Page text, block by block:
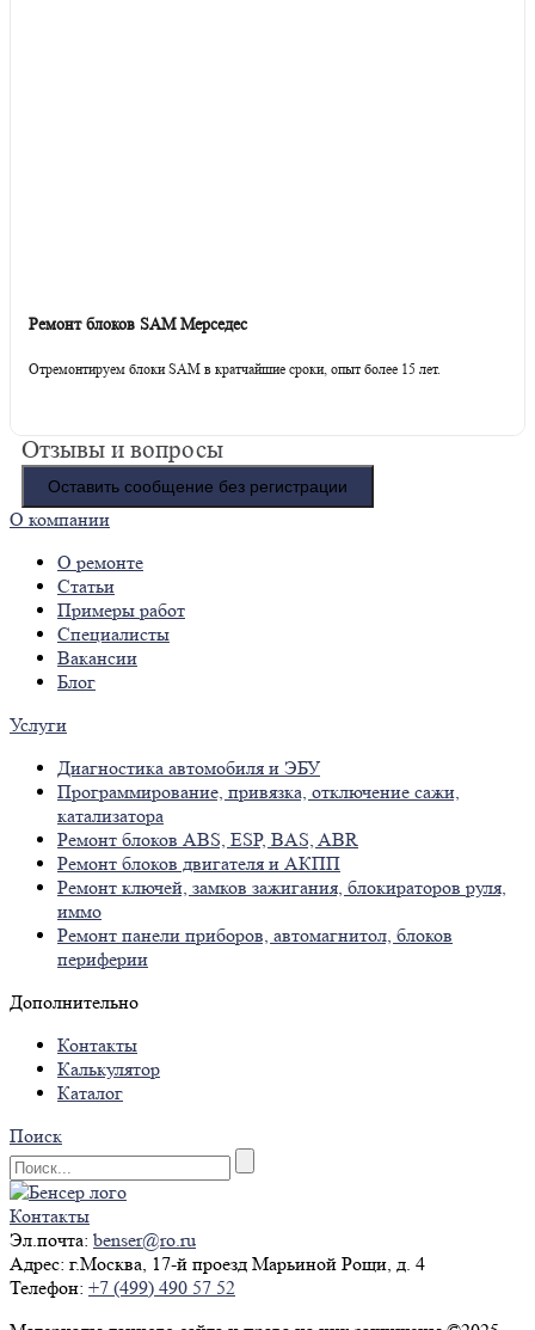
Ремонт блоков SAM Мерседес
Отремонтируем блоки SAM в кратчайшие сроки, опыт более 15 лет.
Отзывы и вопросы
Оставить сообщение без регистрации
О компании
О ремонте
Статьи
Примеры работ
Специалисты
Вакансии
Блог
Услуги
Диагностика автомобиля и ЭБУ
Программирование, привязка, отключение сажи,
катализатора
Ремонт блоков ABS, ESP, BAS, ABR
Ремонт блоков двигателя и АКПП
Ремонт ключей, замков зажигания, блокираторов руля,
иммо
Ремонт панели приборов, автомагнитол, блоков
периферии
Дополнительно
Контакты
Калькулятор
Каталог
Поиск
Контакты
Эл.почта: benser@ro.ru
Адрес: г.Москва, 17-й проезд Марьиной Рощи, д. 4
Телефон: +7 (499) 490 57 52